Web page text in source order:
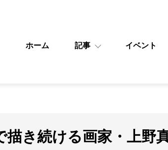
ホーム 記事 イベント
描き続ける画家・上野